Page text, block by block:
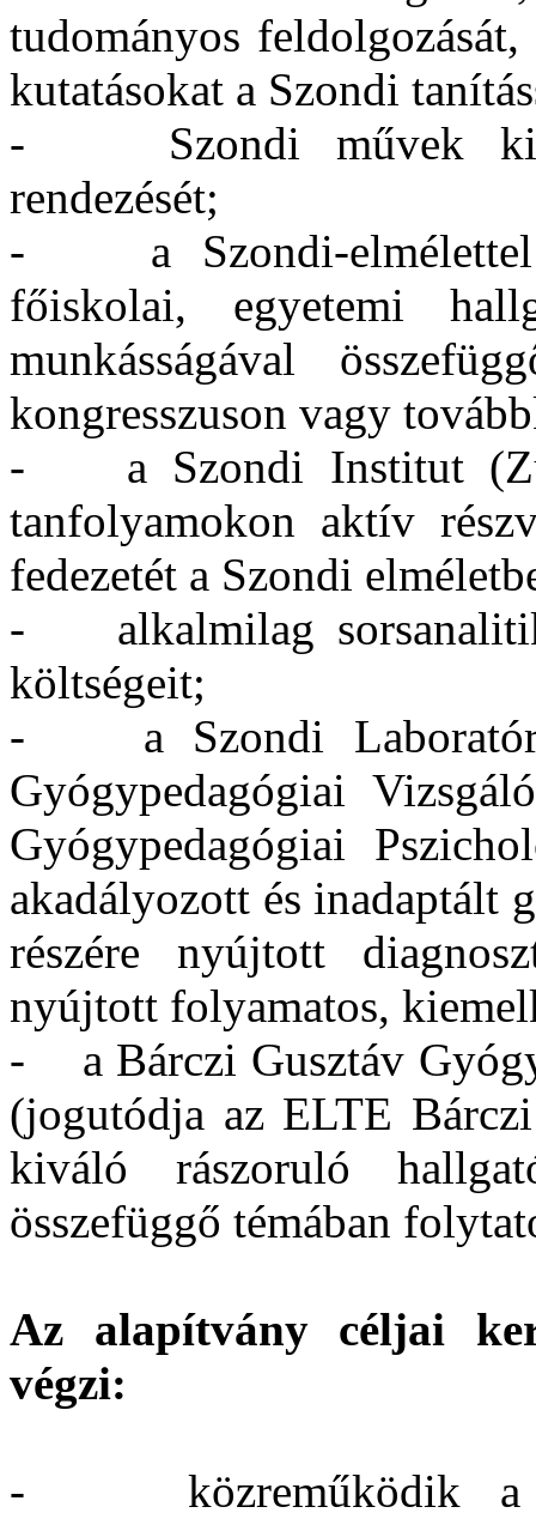
tudományos
kutatásokat a Szondi
- Szondi művek
rendezését;
- a Szondi-elmélettel
főiskolai, egyetemi
munkásságával
kongresszuson vagy
- a Szondi Institut
tanfolyamokon aktív
fedezetét a Szondi
- alkalmilag
költségeit;
- a Szondi
Gyógypedagógiai
Gyógypedagógiai
akadályozott és inadaptált
részére nyújtott
nyújtott folyamatos,
- a Bárczi Gusztáv
(jogutódja az ELTE
kiváló rászoruló
összefüggő témában
Az alapítvány céljai
végzi:
- közreműködik a